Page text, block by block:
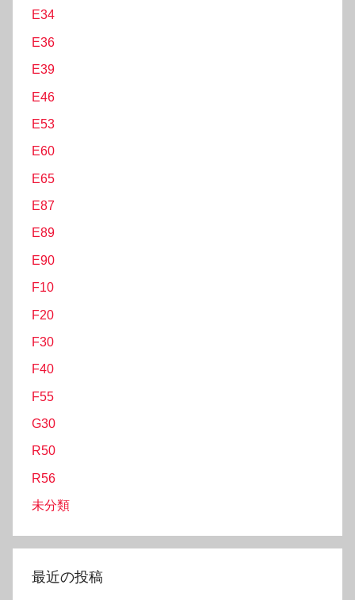
r
:
E34
E36
E39
E46
E53
E60
E65
E87
E89
E90
F10
F20
F30
F40
F55
G30
R50
R56
未分類
最近の投稿